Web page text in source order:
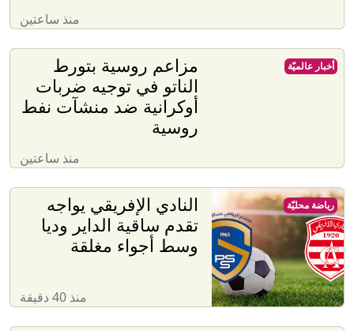
منذ ساعتين
مزاعم روسية بتورط
الناتو في توجيه ضربات
أوكرانية ضد منشآت نفط
روسية
منذ ساعتين
أخبار عالميّة
النادي الإفريقي يواجه
تقدم ساقية الداير وديا
وسط أجواء مغلقة
منذ 40 دقيقة
رياضة محليّة